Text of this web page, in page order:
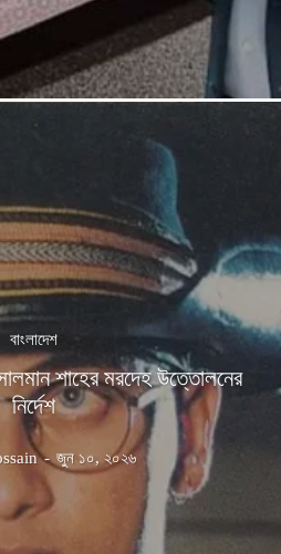
বাংলাদেশ
শাহের মরদেহ উত্তোলনের
নির্দেশ
- জুন ১০, ২০২৬